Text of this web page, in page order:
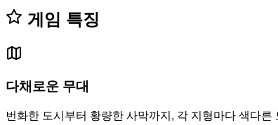
게임 특징
다채로운 무대
번화한 도시부터 황량한 사막까지, 각 지형마다 색다른